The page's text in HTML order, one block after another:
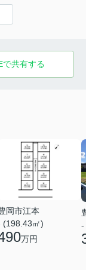
で共有する
岡市江本
(198.43㎡)
万円
-